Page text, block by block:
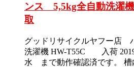
ンス 5,5kg全自動洗濯
取
グッドリサイクルヤフー店
洗濯機 HW-T55C 入荷
水 まで動作確認済です。 槽